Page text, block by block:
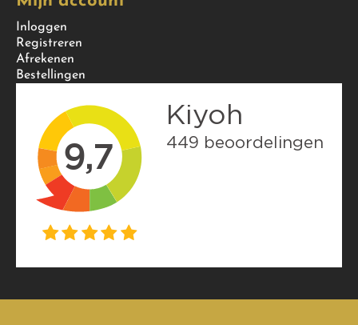
Inloggen
Registreren
Afrekenen
Bestellingen